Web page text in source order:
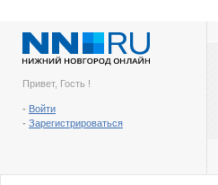
Привет, Гость !
- Войти
- Зарегистрироваться